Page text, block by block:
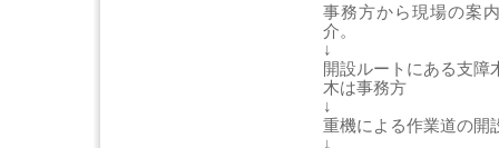
事務方から現場の案
介。
↓
開設ルートにある支
木は事務方
↓
重機による作業道の開
↓